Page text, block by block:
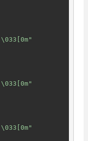
\033[0m"
\033[0m"
\033[0m"